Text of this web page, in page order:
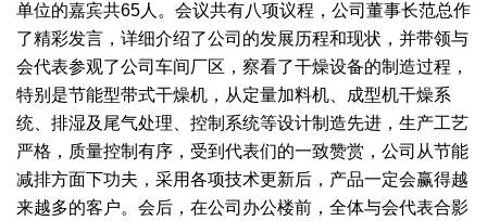
干燥配套装置
单位的嘉宾共65人。会议共有八项议程，公司董事长范总作
了精彩发言，详细介绍了公司的发展历程和现状，并带领与
会代表参观了公司车间厂区，察看了干燥设备的制造过程，
特别是节能型带式干燥机，从定量加料机、成型机干燥系
统、排湿及尾气处理、控制系统等设计制造先进，生产工艺
严格，质量控制有序，受到代表们的一致赞赏，公司从节能
减排方面下功夫，采用各项技术更新后，产品一定会赢得越
来越多的客户。会后，在公司办公楼前，全体与会代表合影